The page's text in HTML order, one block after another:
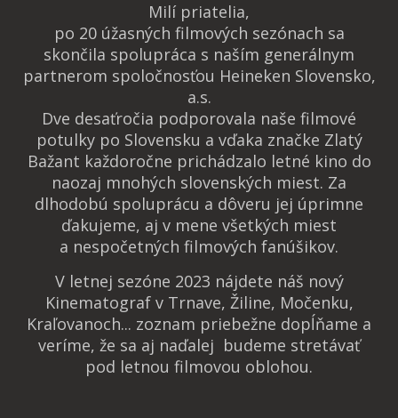
Milí priatelia,
po 20 úžasných filmových sezónach sa
skončila spolupráca s naším generálnym
partnerom spoločnosťou Heineken Slovensko,
a.s.
Dve desaťročia podporovala naše filmové
potulky po Slovensku a vďaka značke Zlatý
Bažant každoročne prichádzalo letné kino do
naozaj mnohých slovenských miest. Za
dlhodobú spoluprácu a dôveru jej úprimne
ďakujeme, aj v mene všetkých miest
a nespočetných filmových fanúšikov.
V letnej sezóne 2023 nájdete náš nový
Kinematograf v Trnave, Žiline, Močenku,
Kraľovanoch... zoznam priebežne dopĺňame a
veríme, že sa aj naďalej budeme stretávať
pod letnou filmovou oblohou.